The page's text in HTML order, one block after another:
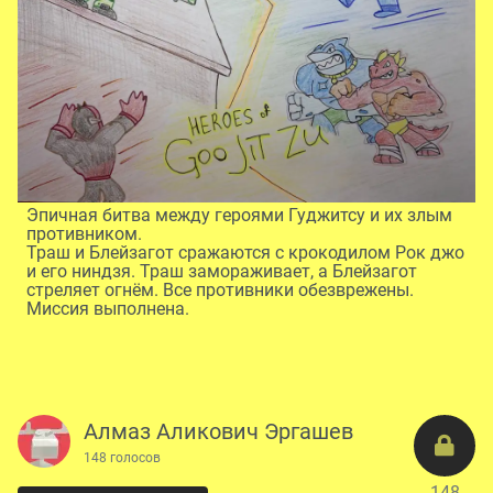
Эпичная битва между героями Гуджитсу и их злым
противником.
Траш и Блейзагот сражаются с крокодилом Рок джо
и его ниндзя. Траш замораживает, а Блейзагот
стреляет огнём. Все противники обезврежены.
Миссия выполнена.
Алмаз Аликович Эргашев
148 голосов